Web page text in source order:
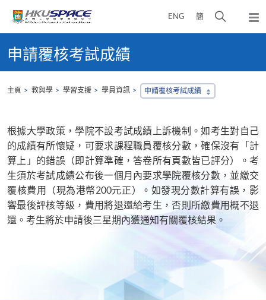
ENG 簡
開
彈
出
單
content
start申請覆核考試成績
主頁 教與學 學習支援 學員資訊 申請覆核考試成績
根據大學政策，學院不設考試成績上訴機制。如考生對自己
的成績有所懷疑，可要求課程職員覆核分數，確保沒有「計
算上」的錯誤（即計算準確，答卷所有頁數皆已評分）。考
生須於考試成績公布後一個月內要求學院覆核分數，並繳交
覆核費用（現為港幣200元正）。如發現分數計算有誤，影
響最後評核等級，費用將退還給考生，否則所繳費用概不退
還。考生將於申請後三星期內獲通知有關覆核結果。